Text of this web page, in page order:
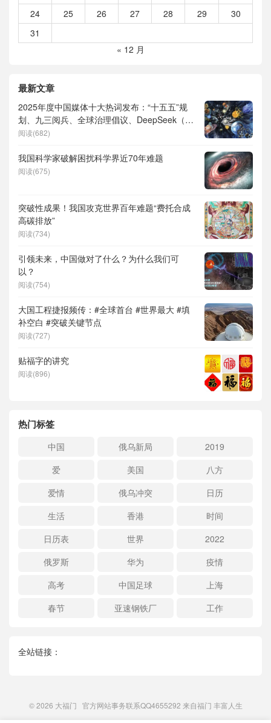
24
25 26 27 28 29
30
31
« 12 月
最新文章
2025年度中国媒体十大热词发布：“十五五”规
划、九三阅兵、全球治理倡议、DeepSeek（深
度求索）、人形机器人、苏超、票根经济、育
阅读(682)
我国科学家破解困扰科学界近70年难题
阅读(675)
突破性成果！我国攻克世界百年难题“费托合成
高碳排放”
阅读(734)
引领未来，中国做对了什么？为什么我们可
以？
阅读(754)
大国工程捷报频传：#全球首台 #世界最大 #填
补空白 #突破关键节点
阅读(727)
贴福字的讲究
阅读(896)
热门标签
中国 俄乌新局
2019
爱
美国
八方
爱情
俄乌冲突
日历
生活
香港
时间
日历表
世界
2022
俄罗斯
华为
疫情
高考
中国足球
上海
春节
亚速钢铁厂 工作
全站链接：
© 2026 大福门 官方网站事务联系QQ4655292 来自福门 丰富人生